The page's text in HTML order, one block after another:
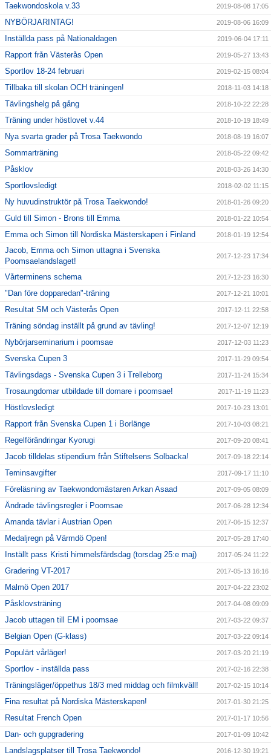
Taekwondoskola v.33 2019-08-08 17:05
NYBÖRJARINTAG! 2019-08-06 16:09
Inställda pass på Nationaldagen 2019-06-04 17:11
Rapport från Västerås Open 2019-05-27 13:43
Sportlov 18-24 februari 2019-02-15 08:04
Tillbaka till skolan OCH träningen! 2018-11-03 14:18
Tävlingshelg på gång 2018-10-22 22:28
Träning under höstlovet v.44 2018-10-19 18:49
Nya svarta grader på Trosa Taekwondo 2018-08-19 16:07
Sommarträning 2018-05-22 09:42
Påsklov 2018-03-26 14:30
Sportlovsledigt 2018-02-02 11:15
Ny huvudinstruktör på Trosa Taekwondo! 2018-01-26 09:20
Guld till Simon - Brons till Emma 2018-01-22 10:54
Emma och Simon till Nordiska Mästerskapen i Finland 2018-01-19 12:54
Jacob, Emma och Simon uttagna i Svenska
Poomsaelandslaget!
2017-12-23 17:34
Vårterminens schema 2017-12-23 16:30
"Dan före dopparedan"-träning 2017-12-21 10:01
Resultat SM och Västerås Open 2017-12-11 22:58
Träning söndag inställt på grund av tävling! 2017-12-07 12:19
Nybörjarseminarium i poomsae 2017-12-03 11:23
Svenska Cupen 3 2017-11-29 09:54
Tävlingsdags - Svenska Cupen 3 i Trelleborg 2017-11-24 15:34
Trosaungdomar utbildade till domare i poomsae! 2017-11-19 11:23
Höstlovsledigt 2017-10-23 13:01
Rapport från Svenska Cupen 1 i Borlänge 2017-10-03 08:21
Regelförändringar Kyorugi 2017-09-20 08:41
Jacob tilldelas stipendium från Stiftelsens Solbacka! 2017-09-18 22:14
Teminsavgifter 2017-09-17 11:10
Föreläsning av Taekwondomästaren Arkan Asaad 2017-09-05 08:09
Ändrade tävlingsregler i Poomsae 2017-06-28 12:34
Amanda tävlar i Austrian Open 2017-06-15 12:37
Medaljregn på Värmdö Open! 2017-05-28 17:40
Inställt pass Kristi himmelsfärdsdag (torsdag 25:e maj) 2017-05-24 11:22
Gradering VT-2017 2017-05-13 16:16
Malmö Open 2017 2017-04-22 23:02
Påsklovsträning 2017-04-08 09:09
Jacob uttagen till EM i poomsae 2017-03-22 09:37
Belgian Open (G-klass) 2017-03-22 09:14
Populärt vårläger! 2017-03-20 21:19
Sportlov - inställda pass 2017-02-16 22:38
Träningsläger/öppethus 18/3 med middag och filmkväll! 2017-02-15 10:14
Fina resultat på Nordiska Mästerskapen! 2017-01-30 21:25
Resultat French Open 2017-01-17 10:56
Dan- och gupgradering 2017-01-09 10:42
Landslagsplatser till Trosa Taekwondo! 2016-12-30 19:21